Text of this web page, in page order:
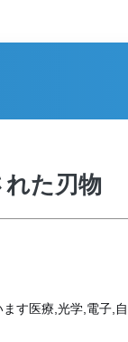
た刃物
す医療,光学,電子,